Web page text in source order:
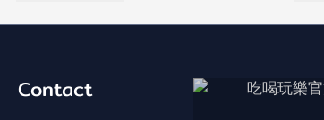
Contact